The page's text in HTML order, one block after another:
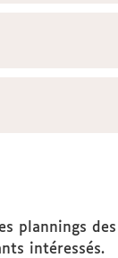
plannings
intéressés.